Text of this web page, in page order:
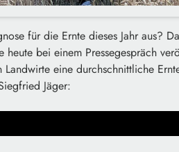
für die Ernte dieses Jahr aus?
heute bei einem Pressegespräch
Landwirte eine durchschnittliche
Jäger: